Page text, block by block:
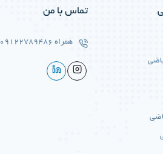
تماس با من
همراه 09122789486